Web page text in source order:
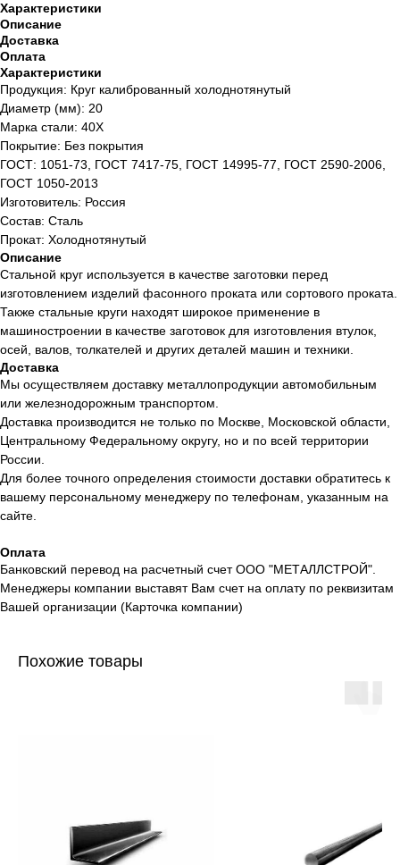
Характеристики
Описание
Доставка
Оплата
Характеристики
Продукция: Круг калиброванный холоднотянутый
Диаметр (мм): 20
Марка стали: 40Х
Покрытие: Без покрытия
ГОСТ: 1051-73, ГОСТ 7417-75, ГОСТ 14995-77, ГОСТ 2590-2006,
ГОСТ 1050-2013
Изготовитель: Россия
Состав: Сталь
Прокат: Холоднотянутый
Описание
Стальной круг используется в качестве заготовки перед
изготовлением изделий фасонного проката или сортового проката.
Также стальные круги находят широкое применение в
машиностроении в качестве заготовок для изготовления втулок,
осей, валов, толкателей и других деталей машин и техники.
Доставка
Мы осуществляем доставку металлопродукции автомобильным
или железнодорожным транспортом.
Доставка производится не только по Москве, Московской области,
Центральному Федеральному округу, но и по всей территории
России.
Для более точного определения стоимости доставки обратитесь к
вашему персональному менеджеру по телефонам, указанным на
сайте.
Оплата
Банковский перевод на расчетный счет ООО "МЕТАЛЛСТРОЙ".
Менеджеры компании выставят Вам счет на оплату по реквизитам
Вашей организации (Карточка компании)
Похожие товары